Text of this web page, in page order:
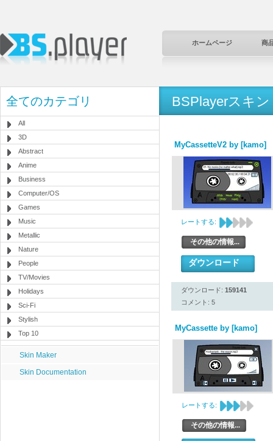
ホームページ 商
全てのカテゴリ
All
3D
Abstract
Anime
Business
Computer/OS
Games
Music
Metallic
Nature
People
TV/Movies
Holidays
Sci-Fi
Stylish
Top 10
Skin Maker
Skin Documentation
BSPlayerスキン
MyCassetteV2 by [kamo]
レートする:
その他の情報...
ダウンロード
ダウンロード: 159141
コメント: 5
MyCassette by [kamo]
レートする:
その他の情報...